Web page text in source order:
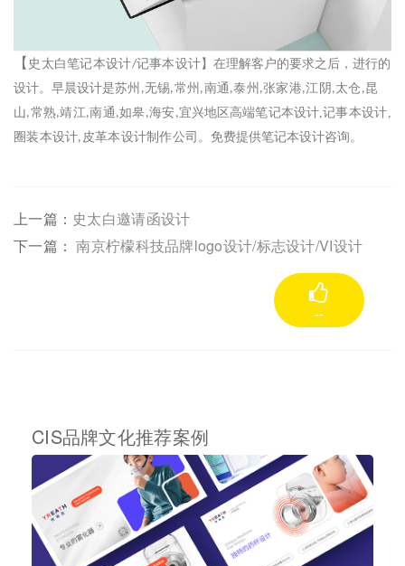
【 史太白笔记本设计/记事本设计 】在理解客户的要求之后，进行的
设计。 早晨设计是苏州 ,无锡,常州 ,南通 ,泰州 ,张家港,江阴 ,太仓 ,昆
山,常熟,靖江,南通 ,如皋,海安,宜兴地区高端笔记本设计,记事本设计,
圈装本设计, 皮革本设计制作公司。免费提供笔记本设计咨询。
上一篇： 史太白邀请函设计
下一篇：南京柠檬科技品牌logo设计/标志设计/VI设计
--
CIS品牌文化推荐案例